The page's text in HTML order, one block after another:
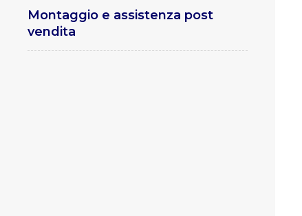
Montaggio e assistenza post
vendita